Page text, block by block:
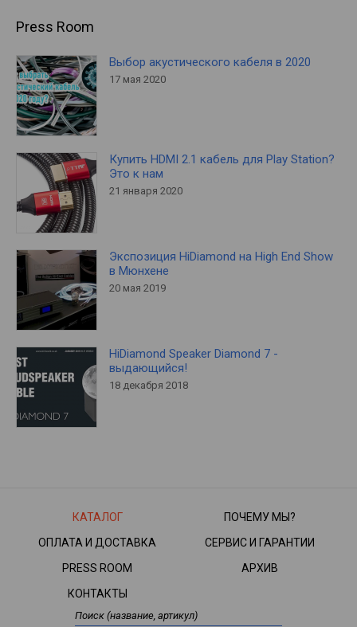
Press Room
Выбор акустического кабеля в 2020
17 мая 2020
Купить HDMI 2.1 кабель для Play Station?
Это к нам
21 января 2020
Экспозиция HiDiamond на High End Show
в Мюнхене
20 мая 2019
HiDiamond Speaker Diamond 7 -
выдающийся!
18 декабря 2018
КАТАЛОГ
ПОЧЕМУ МЫ?
ОПЛАТА И ДОСТАВКА
СЕРВИС И ГАРАНТИИ
PRESS ROOM
АРХИВ
КОНТАКТЫ